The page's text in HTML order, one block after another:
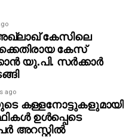
മഹേഷ് ബാബു
വില്ലനായും
ഒരുക്കങ്ങളിലാണ്.
രണ്ടും ഭാഗങ്ങളും
ആവേശം
കേസിലെ
കേസ്
യു.പി. സര്‍ക്കാര്‍
ago
കള്ളനോട്ടുകളുമായി
ഉള്‍പ്പെടെ
അറസ്റ്റില്‍